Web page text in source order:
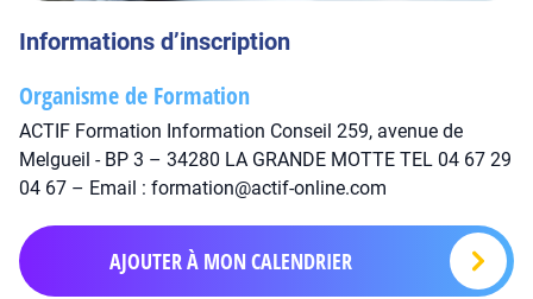
Informations d’inscription
Organisme de Formation
ACTIF Formation Information Conseil 259, avenue de
Melgueil - BP 3 – 34280 LA GRANDE MOTTE TEL 04 67 29
04 67 – Email : formation@actif-online.com
AJOUTER À MON CALENDRIER